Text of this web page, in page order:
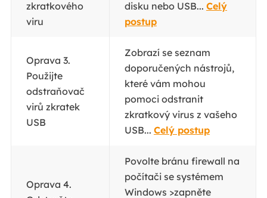
zkratkového
viru
disku nebo USB... Celý
postup
Oprava 3.
Použijte
odstraňovač
virů zkratek
USB
Zobrazí se seznam
doporučených nástrojů,
které vám mohou
pomoci odstranit
zkratkový virus z vašeho
USB... Celý postup
Oprava 4.
Povolte bránu firewall na
počítači se systémem
Windows >zapněte